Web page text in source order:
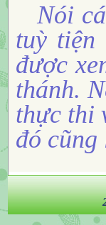
Nói
tuỳ tiện
được
thánh.
thực thi
đó cũng